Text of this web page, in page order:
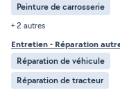
Peinture de carrosserie
+ 2 autres
Entretien - Réparation
Réparation de véhicule
Réparation de tracteur